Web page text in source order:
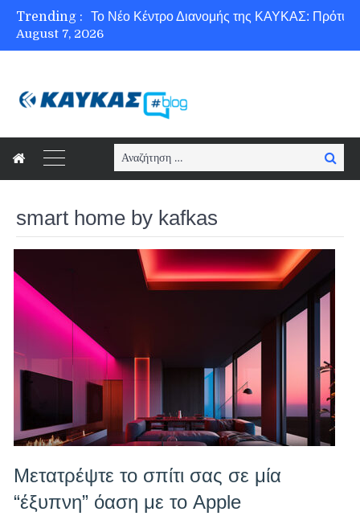
Trending :
Ασφάλεια στο Διαδίκτυο για όλους!
August 7, 2026
Search
for:
smart home by kafkas
Μετατρέψτε το σπίτι σας σε μία
“έξυπνη” όαση με το Apple